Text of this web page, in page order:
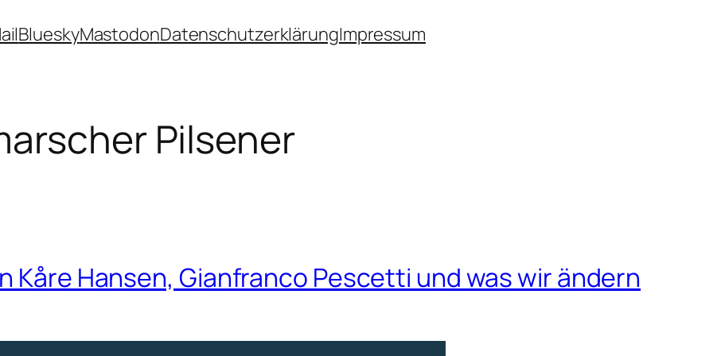
BlueskyMastodonDatenschutzerklärungImpressum
Pilsener
Kåre Hansen, Gianfranco Pescetti und was wir ändern